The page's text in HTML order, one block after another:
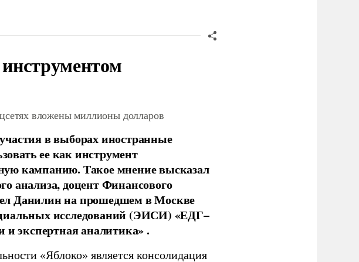
вложены миллионы долларов
в выборах иностранные
ее как инструмент
кампанию. Такое мнение высказал
анализа, доцент Финансового
Данилин на прошедшем в Москве
исследований (ЭИСИ) «ЕДГ–
и экспертная аналитика» .
«Яблоко» является консолидация